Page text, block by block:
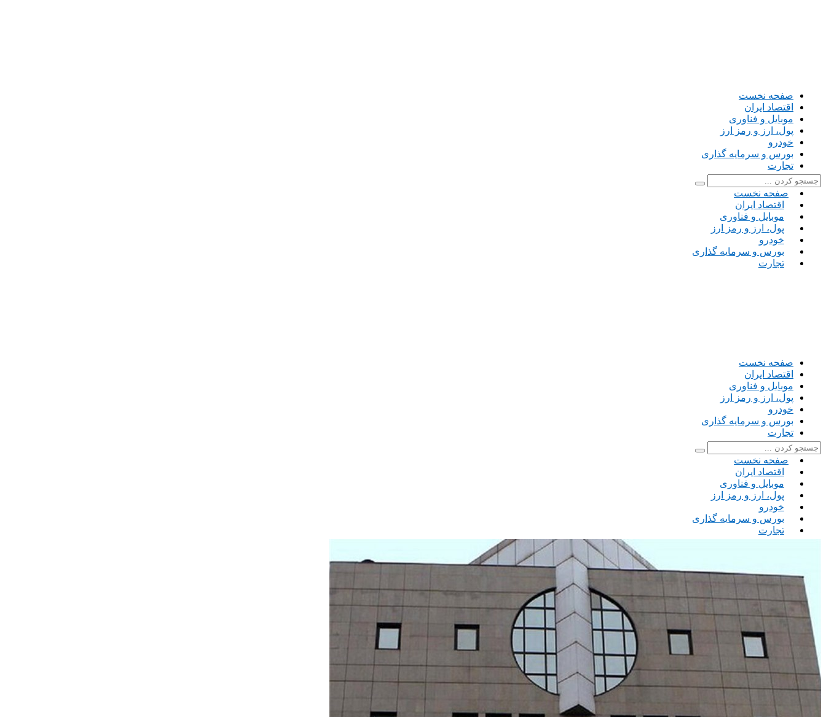
صفحه نخست
اقتصاد ایران
موبایل و فناوری
پول، ارز و رمز ارز
خودرو
بورس و سرمایه گذاری
تجارت
صفحه نخست
اقتصاد ایران
موبایل و فناوری
پول، ارز و رمز ارز
خودرو
بورس و سرمایه گذاری
تجارت
صفحه نخست
اقتصاد ایران
موبایل و فناوری
پول، ارز و رمز ارز
خودرو
بورس و سرمایه گذاری
تجارت
صفحه نخست
اقتصاد ایران
موبایل و فناوری
پول، ارز و رمز ارز
خودرو
بورس و سرمایه گذاری
تجارت